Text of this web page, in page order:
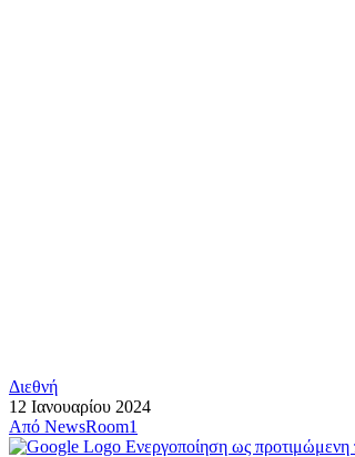
Διεθνή
12 Ιανουαρίου 2024
Από NewsRoom1
Ενεργοποίηση ως